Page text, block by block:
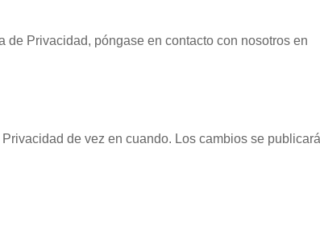
de Privacidad, póngase en contacto con nosotros en
de vez en cuando. Los cambios se